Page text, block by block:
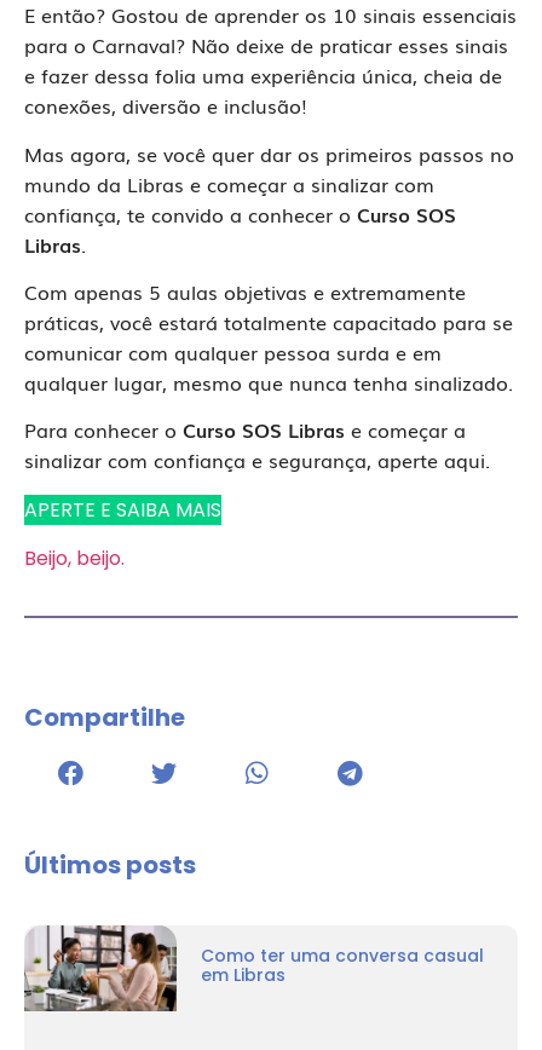
E então? Gostou de aprender os 10 sinais essenciais
para o Carnaval? Não deixe de praticar esses sinais
e fazer dessa folia uma experiência única, cheia de
conexões, diversão e inclusão!
Mas agora, se você quer dar os primeiros passos no
mundo da Libras e começar a sinalizar com
confiança, te convido a conhecer o Curso SOS
Libras.
Com apenas 5 aulas objetivas e extremamente
práticas, você estará totalmente capacitado para se
comunicar com qualquer pessoa surda e em
qualquer lugar, mesmo que nunca tenha sinalizado.
Para conhecer o Curso SOS Libras e começar a
sinalizar com confiança e segurança, aperte aqui.
APERTE E SAIBA MAIS
Beijo, beijo.
Compartilhe
Últimos posts
Como ter uma conversa casual
em Libras